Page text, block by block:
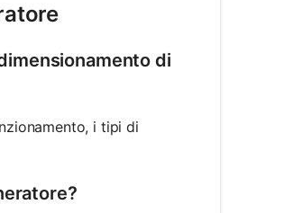
di
i tipi di